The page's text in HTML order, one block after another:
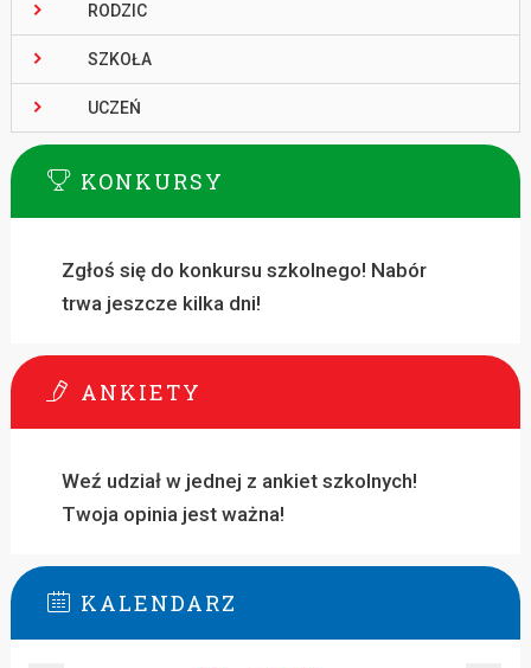
RODZIC
SZKOŁA
UCZEŃ
KONKURSY
Zgłoś się do konkursu szkolnego! Nabór
trwa jeszcze kilka dni!
ANKIETY
Weź udział w jednej z ankiet szkolnych!
Twoja opinia jest ważna!
KALENDARZ